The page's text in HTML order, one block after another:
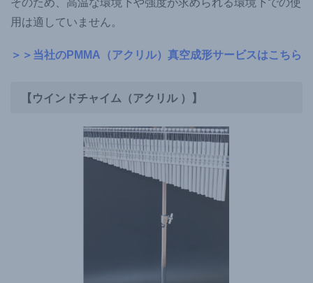
用は適していません。
＞＞当社のPMMA（アクリル）真空成形サービスはこちら
【ウインドチャイム（アクリル ）】